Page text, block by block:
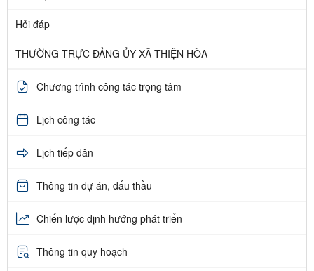
Hỏi đáp
THƯỜNG TRỰC ĐẢNG ỦY XÃ THIỆN HÒA
Chương trình công tác trọng tâm
Lịch công tác
Lịch tiếp dân
Thông tin dự án, đấu thầu
Chiến lược định hướng phát triển
Thông tin quy hoạch